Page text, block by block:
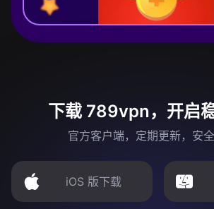
下载 789vpn，开启
官方客户端，定期更新，安全
iOS 版下载